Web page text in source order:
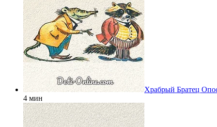
Храбрый Братец
4 мин